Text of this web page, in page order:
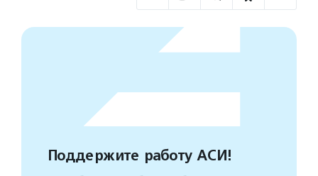
Поддержите работу АСИ!